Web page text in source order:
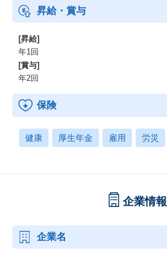
昇給・賞与
[昇給]
年1回
[賞与]
年2回
保険
健康 厚生年金 雇用 労災
企業情報
企業名